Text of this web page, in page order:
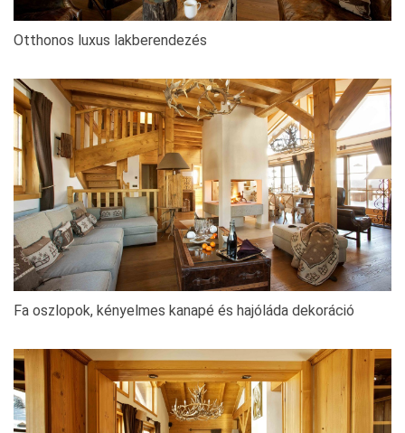
Otthonos luxus lakberendezés
Fa oszlopok, kényelmes kanapé és hajóláda dekoráció